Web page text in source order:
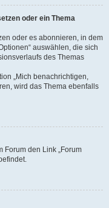
oder ein Thema
oder es abonnieren, in dem
auswählen, die sich
des Themas
„Mich benachrichtigen,
wird das Thema ebenfalls
Forum den Link „Forum